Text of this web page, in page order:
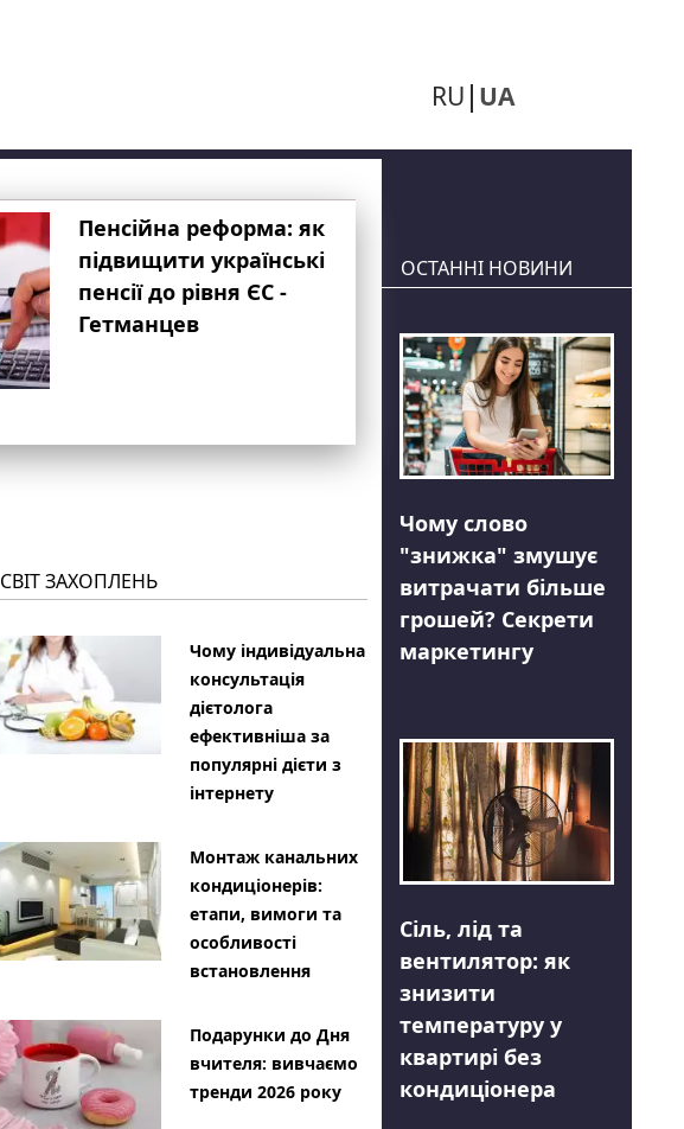
RU UA
Пенсійна реформа: як
підвищити українські
пенсії до рівня ЄС -
Гетманцев
СВІТ ЗАХОПЛЕНЬ
Чому індивідуальна
консультація
дієтолога
ефективніша за
популярні дієти з
інтернету
Монтаж канальних
кондиціонерів:
етапи, вимоги та
особливості
встановлення
Подарунки до Дня
вчителя: вивчаємо
тренди 2026 року
ОСТАННІ НОВИНИ
Чому слово
"знижка" змушує
витрачати більше
грошей? Секрети
маркетингу
Сіль, лід та
вентилятор: як
знизити
температуру у
квартирі без
кондиціонера